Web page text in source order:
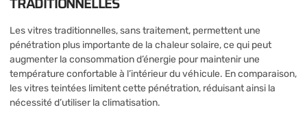
Les vitres traditionnelles, sans traitement, permettent une
pénétration plus importante de la chaleur solaire, ce qui peut
augmenter la consommation d’énergie pour maintenir une
température confortable à l’intérieur du véhicule. En comparaison,
les vitres teintées limitent cette pénétration, réduisant ainsi la
nécessité d’utiliser la climatisation.